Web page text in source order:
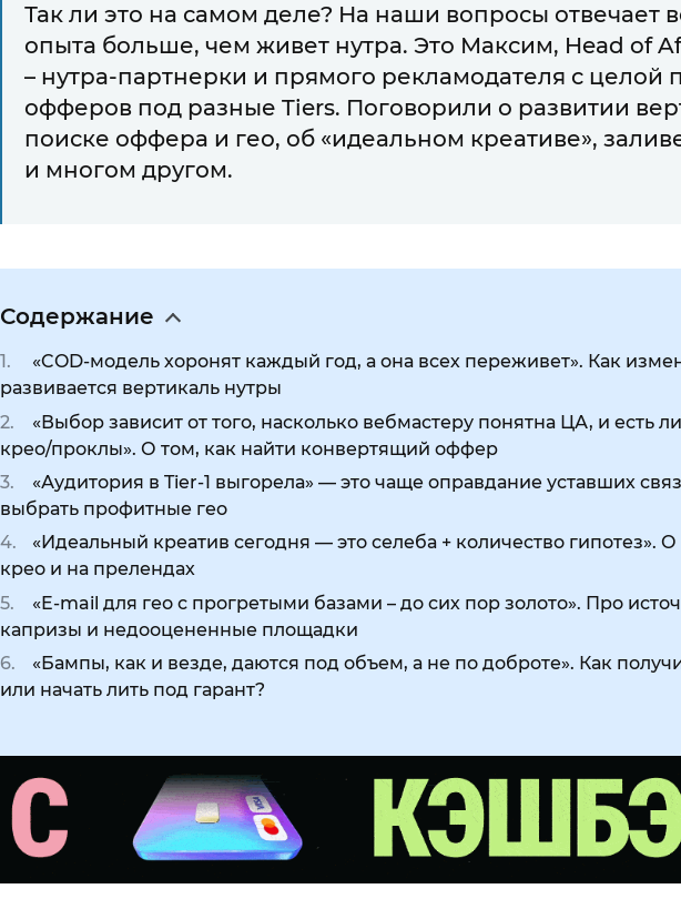
Так ли это на самом деле? На наши вопросы отвечает
опыта больше, чем живет нутра. Это Максим, Head of
– нутра-партнерки и прямого рекламодателя с целой
офферов под разные Tiers. Поговорили о развитии
поиске оффера и гео, об «идеальном креативе»,
и многом другом.
Содержание
«COD-модель хоронят каждый год, а она всех переживет». Как
развивается вертикаль нутры
«Выбор зависит от того, насколько вебмастеру понятна ЦА, и есть
крео/проклы». О том, как найти конвертящий оффер
«Аудитория в Tier-1 выгорела» — это чаще оправдание уставших
выбрать профитные гео
«Идеальный креатив сегодня — это селеба + количество гипотез».
крео и на прелендах
«E-mail для гео с прогретыми базами – до сих пор золото». Про
капризы и недооцененные площадки
«Бампы, как и везде, даются под объем, а не по доброте». Как
или начать лить под гарант?